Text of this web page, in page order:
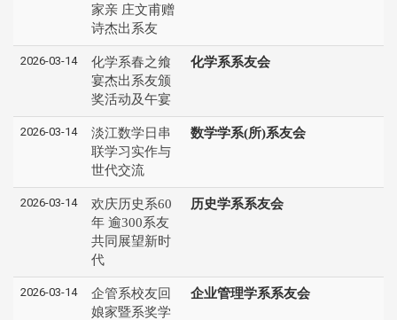
家亲 庄文甫赠
诗杰出系友
2026-03-14
化学系春之飨
宴杰出系友颁
奖活动及午宴
化学系系友会
2026-03-14
淡江数学日串
联学习实作与
世代交流
数学学系(所)系友会
2026-03-14
欢庆历史系60
年 逾300系友
共同展望新时
代
历史学系系友会
2026-03-14
企管系校友回
娘家暨系奖学
企业管理学系系友会